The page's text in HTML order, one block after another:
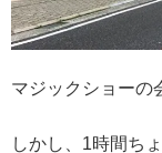
マジックショーの
しかし、1時間ち